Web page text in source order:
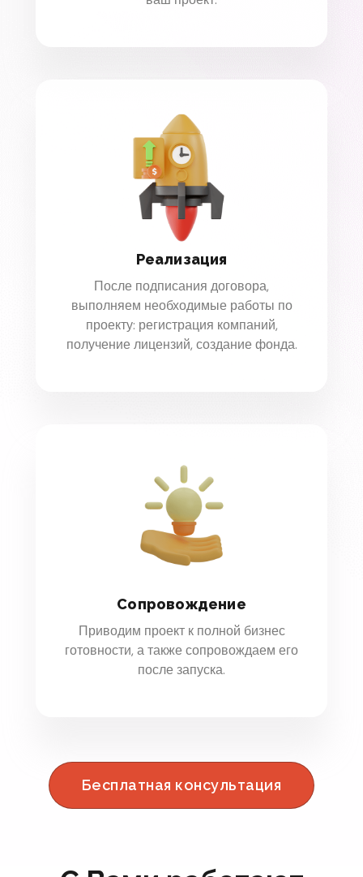
Реализация
После подписания договора,
выполняем необходимые работы по
проекту: регистрация компаний,
получение лицензий, создание фонда.
Сопровождение
Приводим проект к полной бизнес
готовности, а также сопровождаем его
после запуска.
Бесплатная консультация